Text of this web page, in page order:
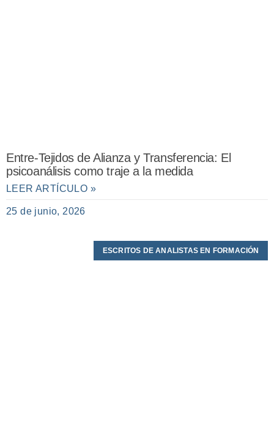
Entre-Tejidos de Alianza y Transferencia: El
psicoanálisis como traje a la medida
LEER ARTÍCULO »
25 de junio, 2026
ESCRITOS DE ANALISTAS EN FORMACIÓN